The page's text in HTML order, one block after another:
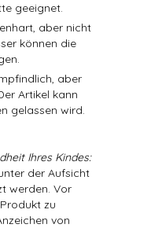
geeignet.
aber nicht
können die
aber
Artikel kann
gelassen wird.
Ihres Kindes:
der Aufsicht
werden. Vor
zu
von